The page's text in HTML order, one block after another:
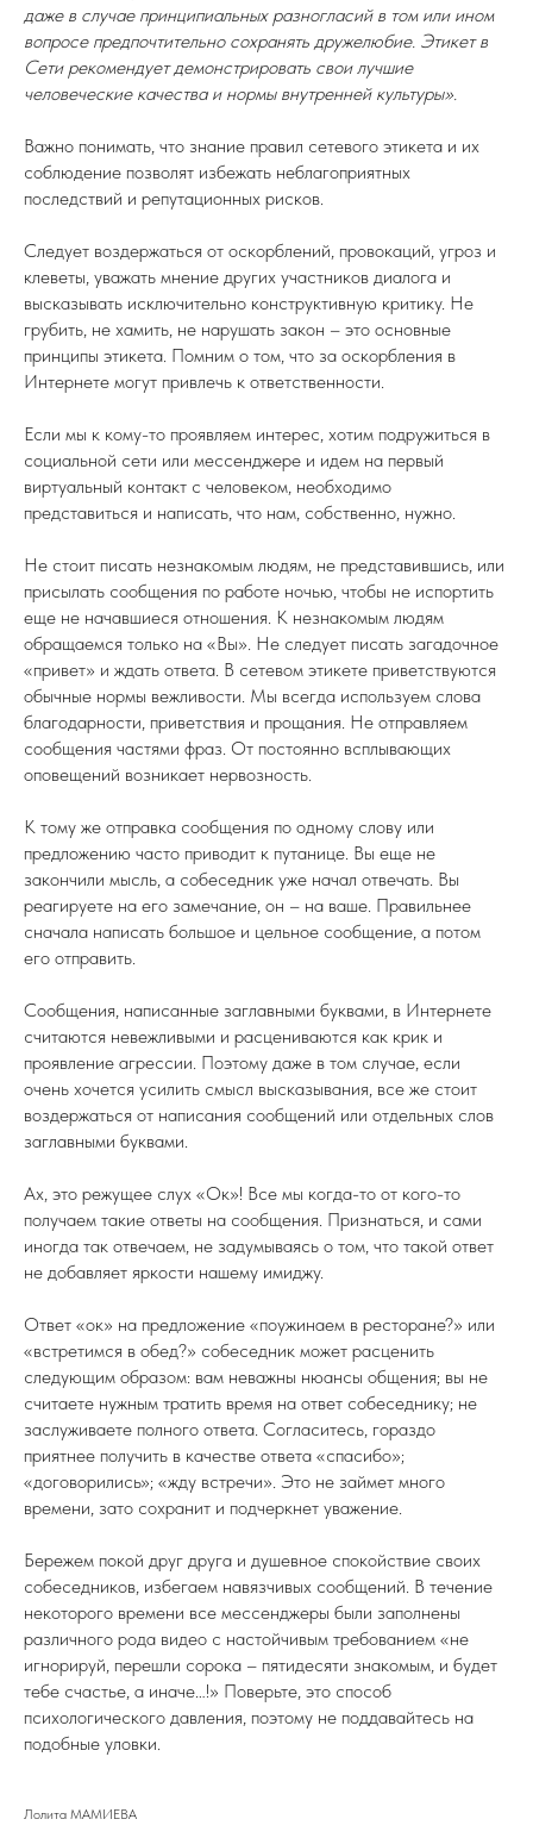
даже в случае принципиальных разногласий в том или ином
вопросе предпочтительно сохранять дружелюбие. Этикет в
Сети рекомендует демонстрировать свои лучшие
человеческие качества и нормы внутренней культуры».
Важно понимать, что знание правил сетевого этикета и их
соблюдение позволят избежать неблагоприятных
последствий и репутационных рисков.
Следует воздержаться от оскорблений, провокаций, угроз и
клеветы, уважать мнение других участников диалога и
высказывать исключительно конструктивную критику. Не
грубить, не хамить, не нарушать закон – это основные
принципы этикета. Помним о том, что за оскорбления в
Интернете могут привлечь к ответственности.
Если мы к кому-то проявляем интерес, хотим подружиться в
социальной сети или мессенджере и идем на первый
виртуальный контакт с человеком, необходимо
представиться и написать, что нам, собственно, нужно.
Не стоит писать незнакомым людям, не представившись, или
присылать сообщения по работе ночью, чтобы не испортить
еще не начавшиеся отношения. К незнакомым людям
обращаемся только на «Вы». Не следует писать загадочное
«привет» и ждать ответа. В сетевом этикете приветствуются
обычные нормы вежливости. Мы всегда используем слова
благодарности, приветствия и прощания. Не отправляем
сообщения частями фраз. От постоянно всплывающих
оповещений возникает нервозность.
К тому же отправка сообщения по одному слову или
предложению часто приводит к путанице. Вы еще не
закончили мысль, а собеседник уже начал отвечать. Вы
реагируете на его замечание, он – на ваше. Правильнее
сначала написать большое и цельное сообщение, а потом
его отправить.
Сообщения, написанные заглавными буквами, в Интернете
считаются невежливыми и расцениваются как крик и
проявление агрессии. Поэтому даже в том случае, если
очень хочется усилить смысл высказывания, все же стоит
воздержаться от написания сообщений или отдельных слов
заглавными буквами.
Ах, это режущее слух «Ок»! Все мы когда-то от кого-то
получаем такие ответы на сообщения. Признаться, и сами
иногда так отвечаем, не задумываясь о том, что такой ответ
не добавляет яркости нашему имиджу.
Ответ «ок» на предложение «поужинаем в ресторане?» или
«встретимся в обед?» собеседник может расценить
следующим образом: вам неважны нюансы общения; вы не
считаете нужным тратить время на ответ собеседнику; не
заслуживаете полного ответа. Согласитесь, гораздо
приятнее получить в качестве ответа «спасибо»;
«договорились»; «жду встречи». Это не займет много
времени, зато сохранит и подчеркнет уважение.
Бережем покой друг друга и душевное спокойствие своих
собеседников, избегаем навязчивых сообщений. В течение
некоторого времени все мессенджеры были заполнены
различного рода видео с настойчивым требованием «не
игнорируй, перешли сорока – пятидесяти знакомым, и будет
тебе счастье, а иначе…!» Поверьте, это способ
психологического давления, поэтому не поддавайтесь на
подобные уловки.
Лолита МАМИЕВА